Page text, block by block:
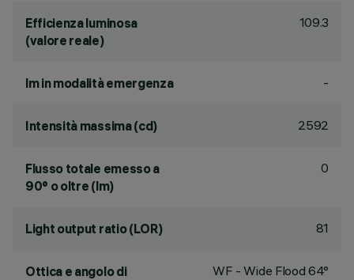
Efficienza luminosa
(valore reale)
109.3
lm in modalità emergenza -
Intensità massima (cd) 2592
Flusso totale emesso a
90° o oltre (lm)
0
Light output ratio (LOR) 81
Ottica e angolo di
WF - Wide Flood 64°